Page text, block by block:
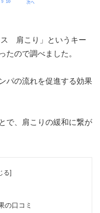
ス 肩こり」というキー
たので調べました。
パの流れを促進する効果
で、肩こりの緩和に繋が
の口コミ